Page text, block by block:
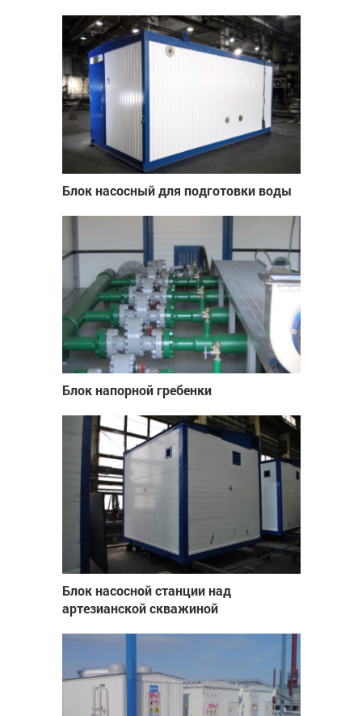
Блок насосный для подготовки воды
Блок напорной гребенки
Блок насосной станции над
артезианской скважиной